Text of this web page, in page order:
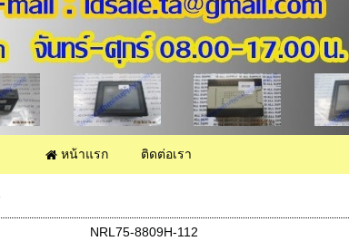
หน้าแรก ติดต่อเรา
NRL75-8809H-112